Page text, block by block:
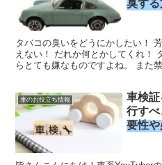
臭する
タバコの臭いをどうにかしたい！
えない！ だれか何とかしてくれ！
らとても嫌なものですよね。 また
ご紹介していきます！
車のお役立ち情報
車検
行す
要性や